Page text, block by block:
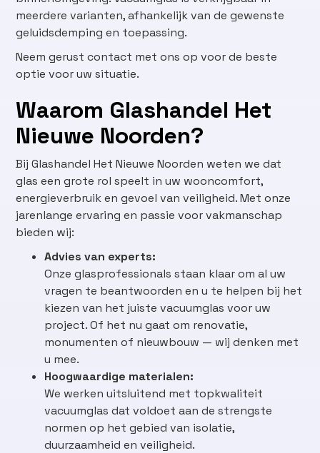
meerdere varianten, afhankelijk van de gewenste
geluidsdemping en toepassing.
Neem gerust contact met ons op voor de beste
optie voor uw situatie.
Waarom Glashandel Het
Nieuwe Noorden?
Bij Glashandel Het Nieuwe Noorden weten we dat
glas een grote rol speelt in uw wooncomfort,
energieverbruik en gevoel van veiligheid. Met onze
jarenlange ervaring en passie voor vakmanschap
bieden wij:
Advies van experts:
Onze glasprofessionals staan klaar om al uw
vragen te beantwoorden en u te helpen bij het
kiezen van het juiste vacuumglas voor uw
project. Of het nu gaat om renovatie,
monumenten of nieuwbouw — wij denken met
u mee.
Hoogwaardige materialen:
We werken uitsluitend met topkwaliteit
vacuumglas dat voldoet aan de strengste
normen op het gebied van isolatie,
duurzaamheid en veiligheid.